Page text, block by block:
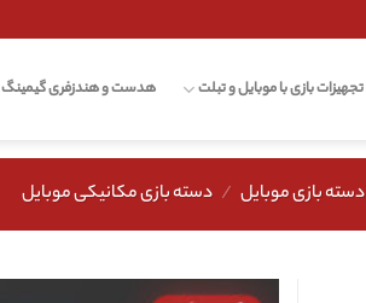
تجهیزات بازی با موبایل و تبلت هدست و هندزفری گیمینگ
دسته بازی موبایل / دسته بازی مکانیکی موبایل